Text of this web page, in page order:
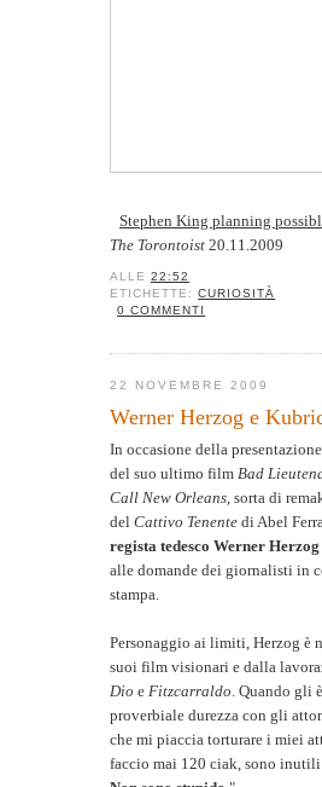
Stephen King planning
The Torontoist 20.11.2009
ALLE22:52
ETICHETTE:CURIOSITÀ
0 COMMENTI
22 NOVEMBRE 2009
Werner Herzog e
In occasione della
del suo ultimo film Bad
Call New Orleans , sorta di
del Cattivo Tenente di Abel
regista tedesco Werner Herzog
alle domande dei giornalisti in
stampa.
Personaggio ai limiti, Herzog è
suoi film visionari e dalla
Dio e Fitzcarraldo . Quando gli
proverbiale durezza con gli
che mi piaccia torturare i miei
faccio mai 120 ciak, sono